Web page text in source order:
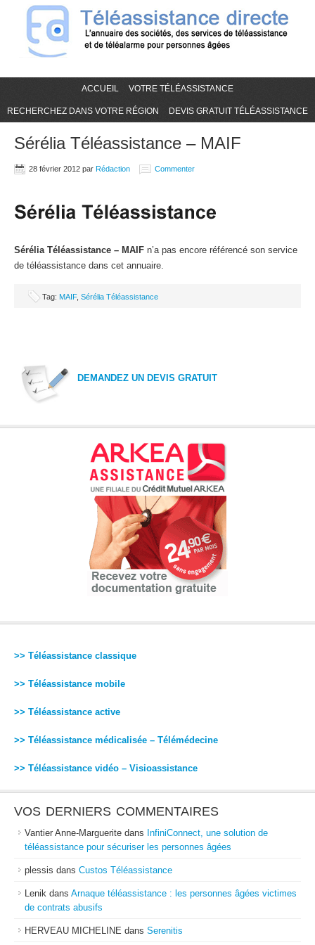
ACCUEIL VOTRE TÉLÉASSISTANCE
RECHERCHEZ DANS VOTRE RÉGION DEVIS GRATUIT TÉLÉASSISTANCE
Sérélia Téléassistance – MAIF
28 février 2012 par Rédaction Commenter
Sérélia Téléassistance – MAIF n’a pas encore référencé son service
de téléassistance dans cet annuaire.
Tag: MAIF, Sérélia Téléassistance
DEMANDEZ UN DEVIS GRATUIT
>> Téléassistance classique
>> Téléassistance mobile
>> Téléassistance active
>> Téléassistance médicalisée – Télémédecine
>> Téléassistance vidéo – Visioassistance
VOS DERNIERS COMMENTAIRES
Vantier Anne-Marguerite dans InfiniConnect, une solution de
téléassistance pour sécuriser les personnes âgées
plessis dans Custos Téléassistance
Lenik dans Arnaque téléassistance : les personnes âgées victimes
de contrats abusifs
HERVEAU MICHELINE dans Serenitis